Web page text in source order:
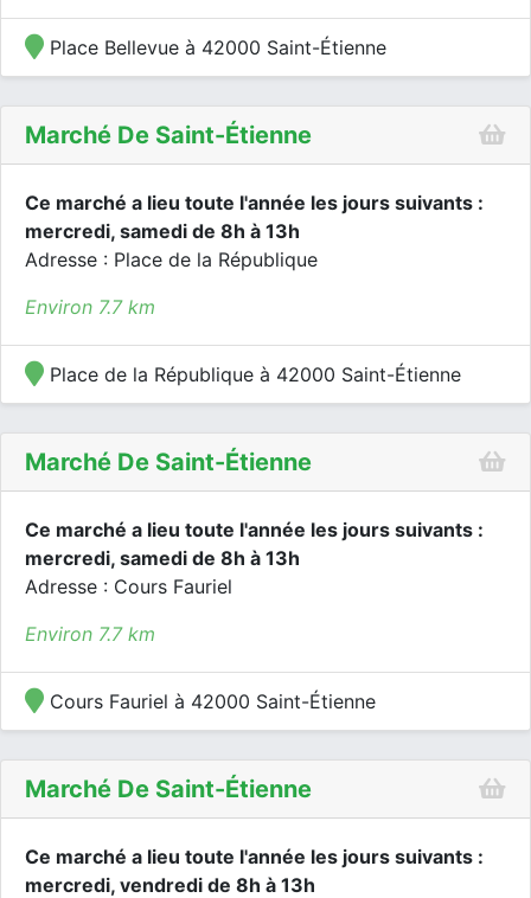
Place Bellevue à 42000 Saint-Étienne
Marché De Saint-Étienne
Ce marché a lieu toute l'année les jours suivants :
mercredi, samedi de 8h à 13h
Adresse : Place de la République
Environ 7.7 km
Place de la République à 42000 Saint-Étienne
Marché De Saint-Étienne
Ce marché a lieu toute l'année les jours suivants :
mercredi, samedi de 8h à 13h
Adresse : Cours Fauriel
Environ 7.7 km
Cours Fauriel à 42000 Saint-Étienne
Marché De Saint-Étienne
Ce marché a lieu toute l'année les jours suivants :
mercredi, vendredi de 8h à 13h